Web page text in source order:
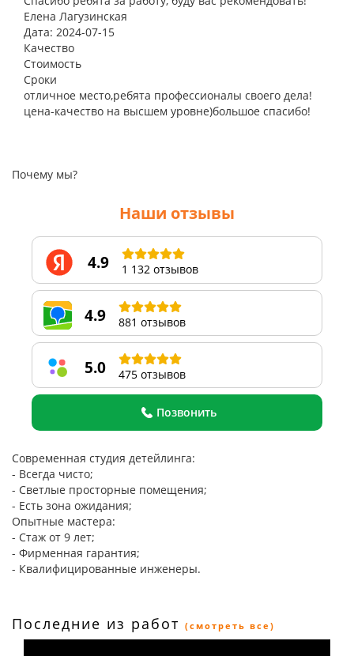
Елена Лагузинская
Дата: 2024-07-15
Качество
Стоимость
Сроки
отличное место,ребята профессионалы своего дела!
цена-качество на высшем уровне)большое спасибо!
Почему мы?
Наши отзывы
4.9 1 132 отзывов
4.9 881 отзывов
5.0 475 отзывов
Позвонить
Современная студия детейлинга:
- Всегда чисто;
- Светлые просторные помещения;
- Есть зона ожидания;
Опытные мастера:
- Стаж от 9 лет;
- Фирменная гарантия;
- Квалифицированные инженеры.
Последние из работ (смотреть все)